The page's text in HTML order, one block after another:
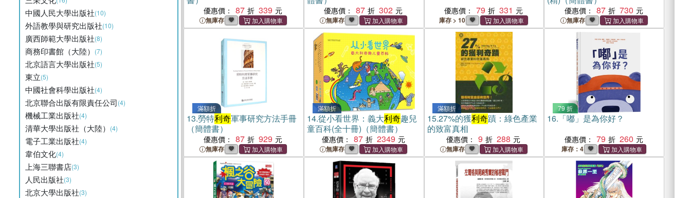
中國人民大學出版社(10)
外語教學與研究出版社(10)
廣西師範大學出版社(8)
商務印書館（大陸） (7)
北京語言大學出版社(5)
東立(5)
中國社會科學出版社(4)
北京聯合出版有限責任公司(4)
機械工業出版社(4)
清華大學出版社（大陸） (4)
電子工業出版社(4)
韋伯文化(4)
上海三聯書店(3)
人民出版社(3)
北京大學出版社(3)
優惠價： 87 339
無庫存
優惠價： 87 302
無庫存
優惠價： 79 331
庫存 > 10
優惠價： 87 730
無庫存
滿額折
13.勞特利奇軍事研究方法手冊
（簡體書）
優惠價： 87 929
無庫存
滿額折
14.從小看世界：義大利奇趣兒
童百科(全十冊)（簡體書）
優惠價： 87 2349
無庫存
滿額折
15.27%的獲利奇蹟：綠色產業
的致富真相
優惠價： 9 288
無庫存
79 折
16. 「嘟」是為你好？
優惠價： 79 260
庫存：4